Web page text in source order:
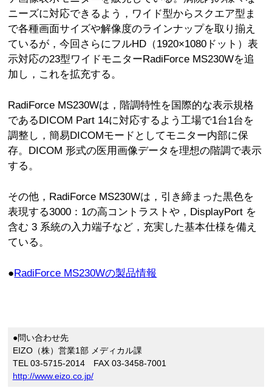
ニーズに対応できるよう，ワイド型からスクエア型ま
で各種画面サイズや解像度のラインナップを取り揃え
ているが，今回さらにフルHD（1920×1080ドット）表
示対応の23型ワイドモニターRadiForce MS230Wを追
加し，これを拡充する。
RadiForce MS230Wは，階調特性を国際的な表示規格
であるDICOM Part 14に対応するよう工場で1台1台を
調整し，簡易DICOMモードとしてモニター内部に保
存。DICOM 形式の医用画像データを理想の階調で表示
する。
その他，RadiForce MS230Wは，引き締まった黒色を
表現する3000：1の高コントラストや，DisplayPort を
含む 3 系統の入力端子など，充実した基本仕様を備え
ている。
●RadiForce MS230Wの製品情報
●問い合わせ先
EIZO（株）営業1部 メディカル課
TEL 03-5715-2014 FAX 03-3458-7001
http://www.eizo.co.jp/